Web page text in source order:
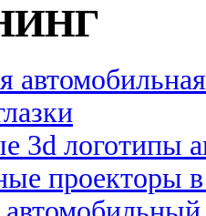
3d логотипы
проекторы